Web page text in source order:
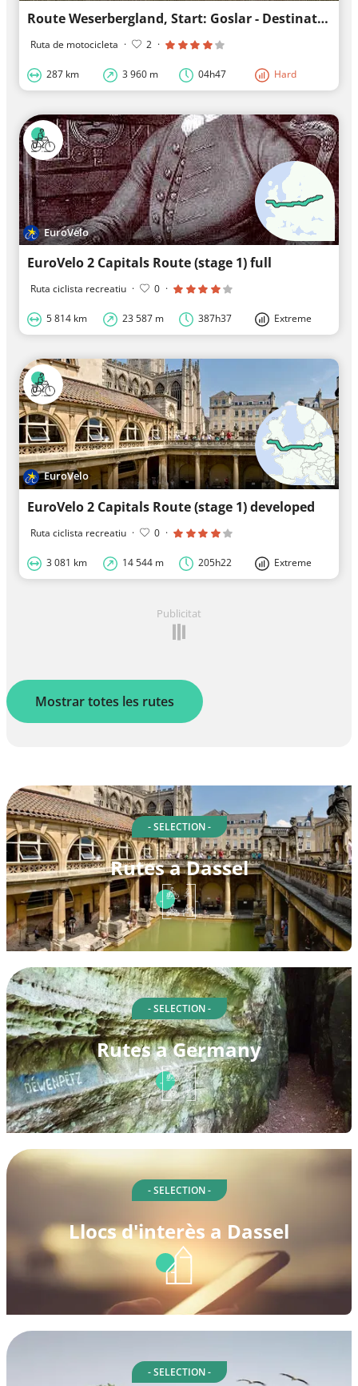
Route Weserbergland, Start: Goslar - Destination: Langelsheim
Ruta de motocicleta · 2 ·
287 km 3 960 m 04h47 Hard
EuroVelo
EuroVelo 2 Capitals Route (stage 1) full
Ruta ciclista recreatiu · 0 ·
5 814 km 23 587 m 387h37 Extreme
EuroVelo
EuroVelo 2 Capitals Route (stage 1) developed
Ruta ciclista recreatiu · 0 ·
3 081 km 14 544 m 205h22 Extreme
Publicitat
Mostrar totes les rutes
- SELECTION -
Rutes a Dassel
- SELECTION -
Rutes a Germany
- SELECTION -
Llocs d'interès a Dassel
- SELECTION -